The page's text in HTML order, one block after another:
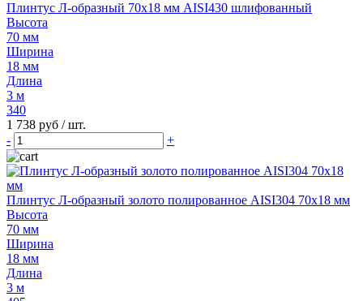
Плинтус Л-образный 70х18 мм AISI430 шлифованный
Высота
70 мм
Ширина
18 мм
Длина
3 м
340
1 738 руб / шт.
-
+
Плинтус Л-образный золото полированное AISI304 70х18 мм
Высота
70 мм
Ширина
18 мм
Длина
3 м